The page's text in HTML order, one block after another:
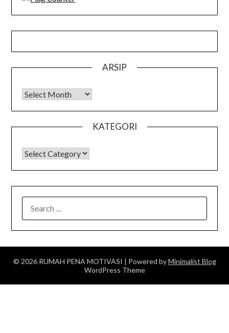
ARSIP
Arsip
KATEGORI
KATEGORI
FOR:
© 2026 RUMAH PENA MOTIVASI | Powered byMinimalist Blog
WordPress Theme